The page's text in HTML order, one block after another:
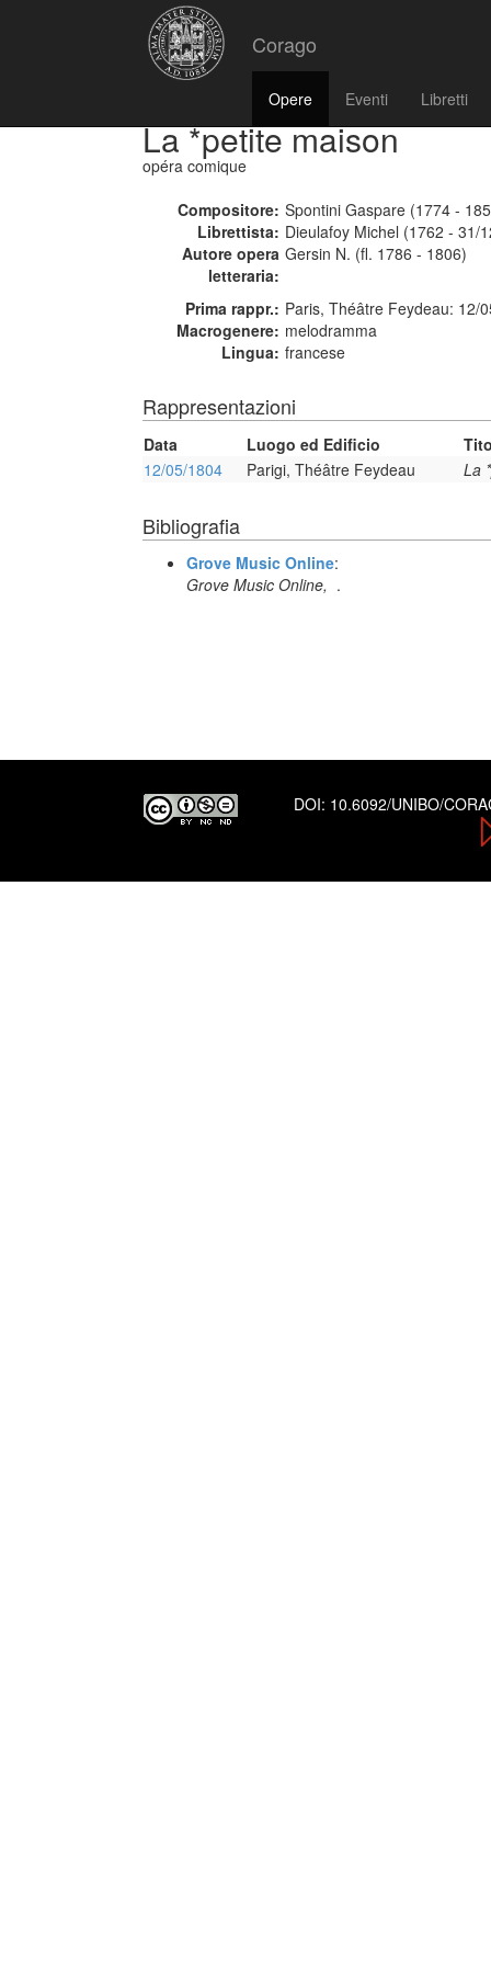
Corago
Opere Eventi Libretti
La *petite maison
opéra comique
Compositore: Spontini Gaspare (1774 -
Librettista: Dieulafoy Michel (1762 - 31/
Autore opera
letteraria:
Gersin N. (fl. 1786 - 1806)
Prima rappr.: Paris, Théâtre Feydeau: 12/
Macrogenere: melodramma
Lingua: francese
Rappresentazioni
Data Luogo ed Edificio
12/05/1804
Parigi, Théâtre Feydeau La
Bibliografia
Grove Music Online:
Grove Music Online, .
DOI: 10.6092/UNIBO/